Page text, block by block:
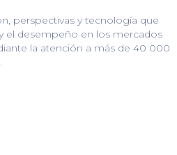
perspectivas y tecnología que
el desempeño en los mercados
la atención a más de 40 000